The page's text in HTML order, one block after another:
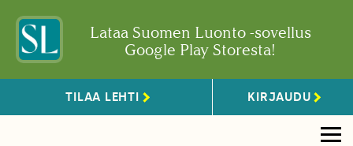
Lataa Suomen Luonto -sovellus
Google Play Storesta!
TILAA LEHTI KIRJAUDU